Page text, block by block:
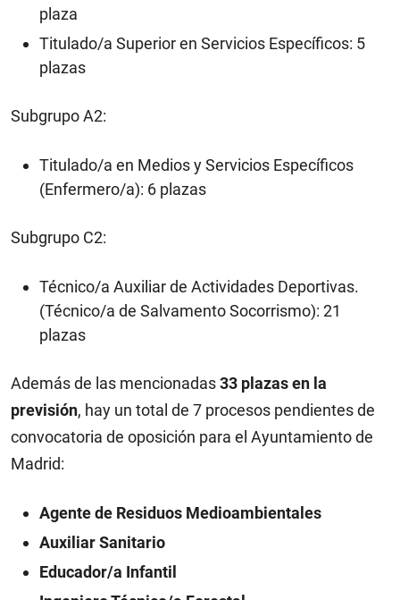
plaza
Titulado/a Superior en Servicios Específicos: 5
plazas
Subgrupo A2:
Titulado/a en Medios y Servicios Específicos
(Enfermero/a): 6 plazas
Subgrupo C2:
Técnico/a Auxiliar de Actividades Deportivas.
(Técnico/a de Salvamento Socorrismo): 21
plazas
Además de las mencionadas33 plazas en la
previsión, hay un total de 7 procesos pendientes de
convocatoria de oposición para el Ayuntamiento de
Madrid:
Agente de Residuos Medioambientales
Auxiliar Sanitario
Educador/a Infantil